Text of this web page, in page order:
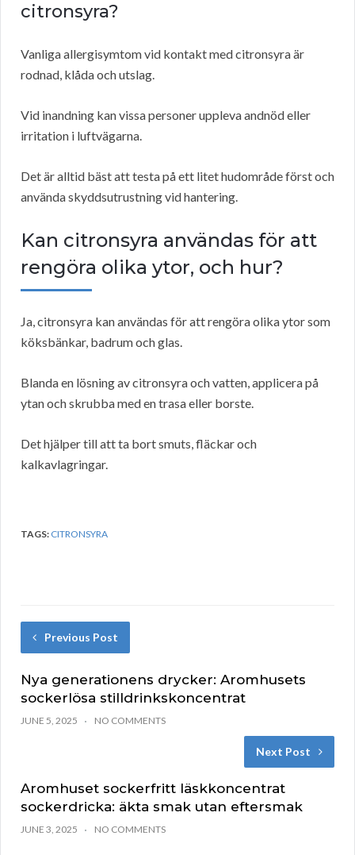
citronsyra?
Vanliga allergisymtom vid kontakt med citronsyra är
rodnad, klåda och utslag.
Vid inandning kan vissa personer uppleva andnöd eller
irritation i luftvägarna.
Det är alltid bäst att testa på ett litet hudområde först och
använda skyddsutrustning vid hantering.
Kan citronsyra användas för att
rengöra olika ytor, och hur?
Ja, citronsyra kan användas för att rengöra olika ytor som
köksbänkar, badrum och glas.
Blanda en lösning av citronsyra och vatten, applicera på
ytan och skrubba med en trasa eller borste.
Det hjälper till att ta bort smuts, fläckar och
kalkavlagringar.
TAGS: CITRONSYRA
Previous Post
Nya generationens drycker: Aromhusets
sockerlösa stilldrinkskoncentrat
JUNE 5, 2025 NO COMMENTS
Next Post
Aromhuset sockerfritt läskkoncentrat
sockerdricka: äkta smak utan eftersmak
JUNE 3, 2025 NO COMMENTS